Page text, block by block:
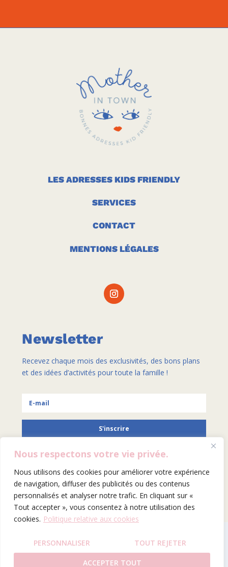
Nous respectons votre vie privée.
Nous utilisons des cookies pour améliorer votre expérience
de navigation, diffuser des publicités ou des contenus
personnalisés et analyser notre trafic. En cliquant sur «
Tout accepter », vous consentez à notre utilisation des
cookies. Politique relative aux cookies
PERSONNALISER TOUT REJETER
ACCEPTER TOUT
LES ADRESSES KIDS FRIENDLY
SERVICES
CONTACT
MENTIONS LÉGALES
Newsletter
Recevez chaque mois des exclusivités, des bons plans
et des idées d’activités pour toute la famille !
S'inscrire
SITE BY HELENA GALLAIS